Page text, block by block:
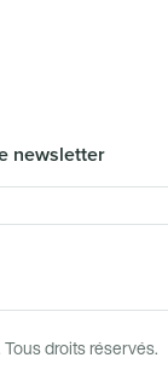
newsletter
droits réservés.